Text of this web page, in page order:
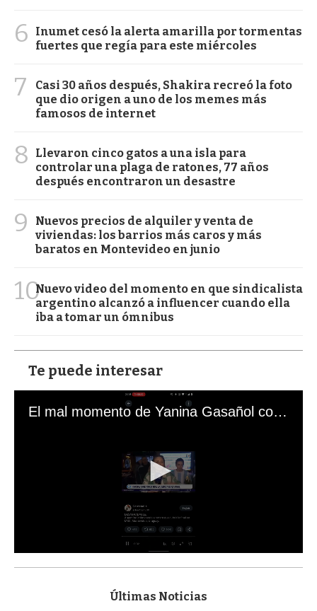
6
Inumet cesó la alerta amarilla por tormentas
fuertes que regía para este miércoles
7
Casi 30 años después, Shakira recreó la foto
que dio origen a uno de los memes más
famosos de internet
8
Llevaron cinco gatos a una isla para
controlar una plaga de ratones, 77 años
después encontraron un desastre
9
Nuevos precios de alquiler y venta de
viviendas: los barrios más caros y más
baratos en Montevideo en junio
10Nuevo video del momento en que sindicalista
argentino alcanzó a influencer cuando ella
iba a tomar un ómnibus
Te puede interesar
El mal momento de Yanina Gasañol con un hincha argentino en "Subrayado"
s
Últimas Noticias